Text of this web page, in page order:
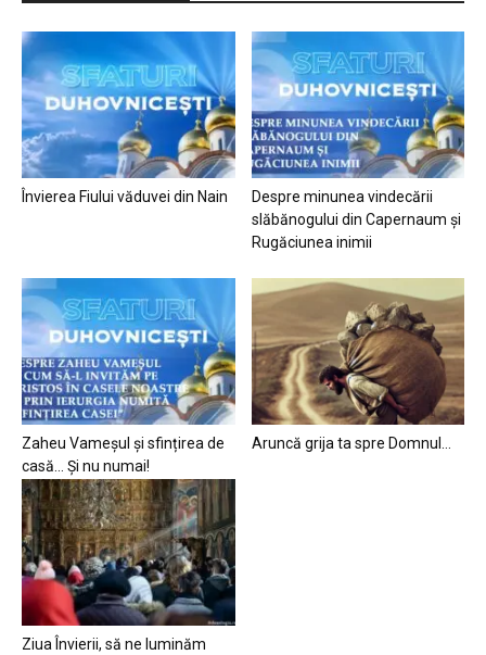
Învierea Fiului văduvei din Nain
Despre minunea vindecării
slăbănogului din Capernaum și
Rugăciunea inimii
Zaheu Vameșul și sfințirea de
casă… Și nu numai!
Aruncă grija ta spre Domnul…
Ziua Învierii, să ne luminăm